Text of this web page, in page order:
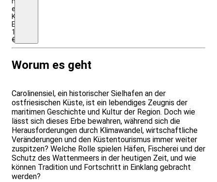
einem
Krabbenkutter.
EZZ:
135,00
€
Worum es geht
Carolinensiel, ein historischer Sielhafen an der
ostfriesischen Küste, ist ein lebendiges Zeugnis der
maritimen Geschichte und Kultur der Region. Doch wie
lässt sich dieses Erbe bewahren, während sich die
Herausforderungen durch Klimawandel, wirtschaftliche
Veränderungen und den Küstentourismus immer weiter
zuspitzen? Welche Rolle spielen Häfen, Fischerei und der
Schutz des Wattenmeers in der heutigen Zeit, und wie
können Tradition und Fortschritt in Einklang gebracht
werden?